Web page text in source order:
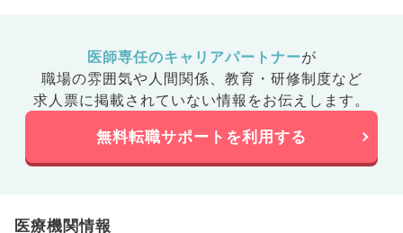
医師専任のキャリアパートナーが
職場の雰囲気や人間関係、 教育・研修制度など
求人票に掲載されていない情報をお伝えします。
無料転職サポートを利用する
医療機関情報